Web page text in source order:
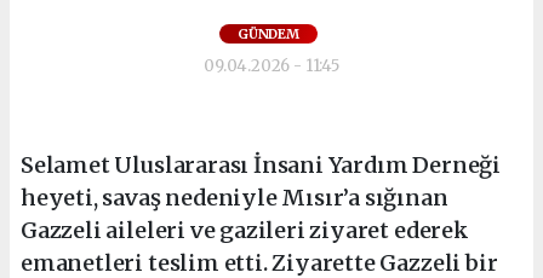
GÜNDEM
09.04.2026 - 11:45
Selamet Uluslararası İnsani Yardım Derneği
heyeti, savaş nedeniyle Mısır’a sığınan
Gazzeli aileleri ve gazileri ziyaret ederek
emanetleri teslim etti. Ziyarette Gazzeli bir